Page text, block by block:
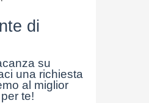
di
su
una richiesta
al miglior
te!